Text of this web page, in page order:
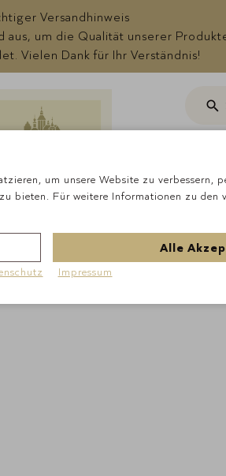
Versandhinweis
um die Qualität unserer
Vielen Dank für Ihr Verständnis!
um unsere Website zu verbessern,
bieten. Für weitere Informationen zu den
Alle
Impressum